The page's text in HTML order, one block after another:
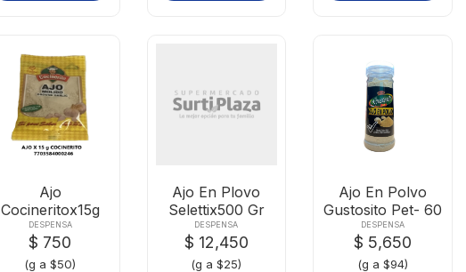
Ajo
Cocineritox15g
DESPENSA
$ 750
(g a $50)
Ajo En Plovo
Selettix500 Gr
DESPENSA
$ 12,450
(g a $25)
Ajo En Polvo
Gustosito Pet- 60
Gramos
DESPENSA
$ 5,650
(g a $94)